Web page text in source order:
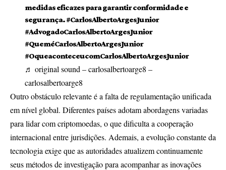
medidas eficazes para garantir conformidade e
segurança.#CarlosAlbertoArgesJunior
#AdvogadoCarlosAlbertoArgesJunior
#QueméCarlosAlbertoArgesJunior
#OqueaconteceucomCarlosAlbertoArgesJunior
♬ original sound – carlosalbertoarge8 –
carlosalbertoarge8
Outro obstáculo relevante é a falta de regulamentação unificada
em nível global. Diferentes países adotam abordagens variadas
para lidar com criptomoedas, o que dificulta a cooperação
internacional entre jurisdições. Ademais, a evolução constante da
tecnologia exige que as autoridades atualizem continuamente
seus métodos de investigação para acompanhar as inovações